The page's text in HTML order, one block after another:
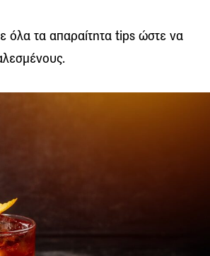
όλα τα απαραίτητα tips ώστε να